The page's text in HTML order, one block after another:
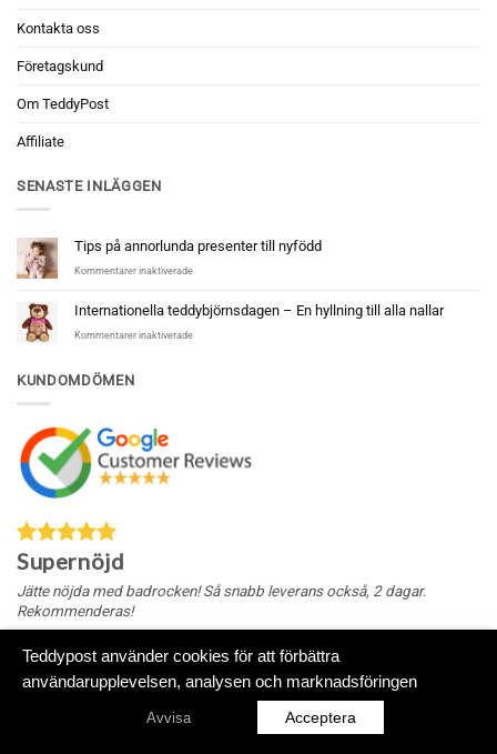
Kontakta oss
Företagskund
Om TeddyPost
Affiliate
SENASTE INLÄGGEN
Tips på annorlunda presenter till nyfödd
Kommentarer inaktiveradeför
på
annorlunda
presenter
Internationella teddybjörnsdagen – En hyllning till alla nallar
Kommentarer inaktiveradeför
nallar
KUNDOMDÖMEN
Supernöjd
Jätte nöjda med badrocken! Så snabb leverans också, 2 dagar.
Rekommenderas!
Klarna
Swish
Visa MasterCardAmerican
Teddypost.se |Teddypost.com Teddypost.dk|Teddypost.fi
Teddypost använder cookies för att förbättra
användarupplevelsen, analysen och marknadsföringen
Avvisa Acceptera